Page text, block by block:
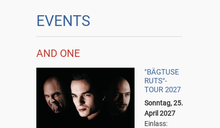
EVENTS
AND ONE
"BÄGTUSE
RUTS"-
TOUR 2027
Sonntag, 25.
April 2027
Einlass: